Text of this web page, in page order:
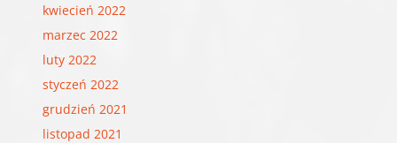
kwiecień 2022
marzec 2022
luty 2022
styczeń 2022
grudzień 2021
listopad 2021